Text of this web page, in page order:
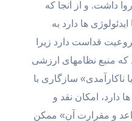
داشت. و از آنجا که
ها دارد به
قداست دارد زیرا
که منبع نظامهای ارزشی
ناکارآمدی» سازگاری با
امکان نقد و
و مقرارت آن» ممکن